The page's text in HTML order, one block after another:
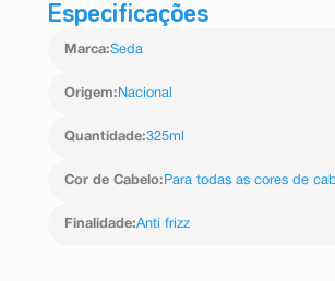
Coloque o Condicionador Seda
extensão dos fios, concentrando
Especificações
Marca:Seda
Origem: Nacional
Quantidade:325ml
Cor de Cabelo: Para todas as cores de
Finalidade:Anti frizz